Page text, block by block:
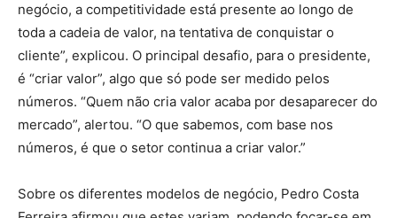
negócio, a competitividade está presente ao longo de
toda a cadeia de valor, na tentativa de conquistar o
cliente”, explicou. O principal desafio, para o presidente,
é “criar valor”, algo que só pode ser medido pelos
números. “Quem não cria valor acaba por desaparecer do
mercado”, alertou. “O que sabemos, com base nos
números, é que o setor continua a criar valor.”
Sobre os diferentes modelos de negócio, Pedro Costa